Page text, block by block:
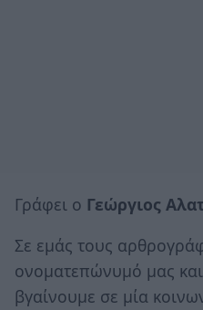
Γράφει ο Γεώργιος
Σε εμάς τους
ονοματεπώνυμό μας
βγαίνουμε σε μία